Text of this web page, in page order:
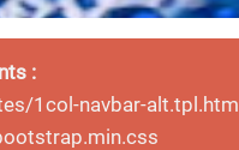
:
1col-navbar-alt.tpl.html